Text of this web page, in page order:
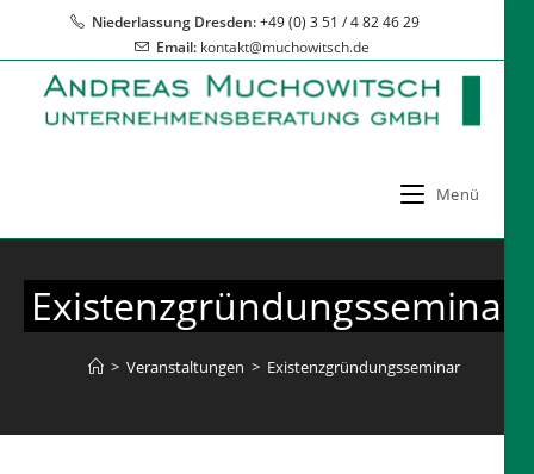
springen
Niederlassung Dresden:+49 (0) 3 51 / 4 82 46 29
Email: kontakt@muchowitsch.de
Menü
Existenzgründungsseminar
> Veranstaltungen > Existenzgründungsseminar